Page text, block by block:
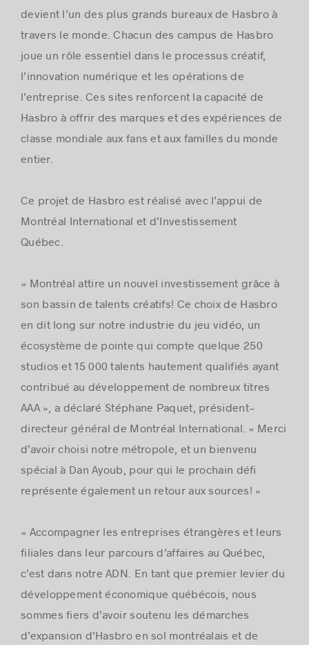
devient l’un des plus grands bureaux de Hasbro à
travers le monde. Chacun des campus de Hasbro
joue un rôle essentiel dans le processus créatif,
l’innovation numérique et les opérations de
l’entreprise. Ces sites renforcent la capacité de
Hasbro à offrir des marques et des expériences de
classe mondiale aux fans et aux familles du monde
entier.
Ce projet de Hasbro est réalisé avec l’appui de
Montréal International et d’Investissement
Québec.
« Montréal attire un nouvel investissement grâce à
son bassin de talents créatifs! Ce choix de Hasbro
en dit long sur notre industrie du jeu vidéo, un
écosystème de pointe qui compte quelque 250
studios et 15 000 talents hautement qualifiés ayant
contribué au développement de nombreux titres
AAA », a déclaré Stéphane Paquet, président-
directeur général de Montréal International. « Merci
d’avoir choisi notre métropole, et un bienvenu
spécial à Dan Ayoub, pour qui le prochain défi
représente également un retour aux sources! »
« Accompagner les entreprises étrangères et leurs
filiales dans leur parcours d’affaires au Québec,
c’est dans notre ADN. En tant que premier levier du
développement économique québécois, nous
sommes fiers d’avoir soutenu les démarches
d’expansion d’Hasbro en sol montréalais et de